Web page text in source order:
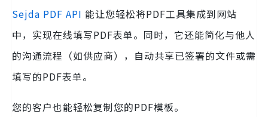
Sejda PDF API 能让您轻松将PDF工具集成到网站
中，实现在线填写PDF表单。同时，它还能简化与他人
的沟通流程（如供应商），自动共享已签署的文件或需
填写的PDF表单。
您的客户也能轻松复制您的PDF模板。